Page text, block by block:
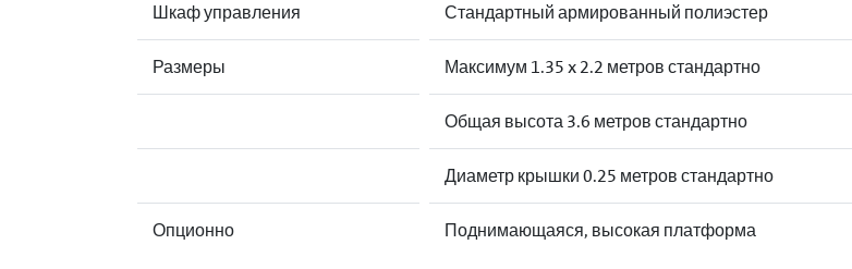
Шкаф управления Стандартный армированный полиэстер
Размеры Максимум 1.35 x 2.2 метров стандартно
Общая высота 3.6 метров стандартно
Диаметр крышки 0.25 метров стандартно
Опционно Поднимающаяся, высокая платформа